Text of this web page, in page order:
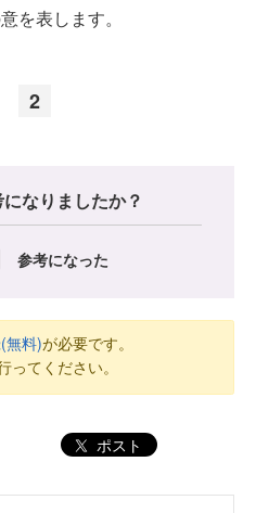
を表します。
2
なりましたか？
参考になった
無料)が必要です。
ってください。
ポスト